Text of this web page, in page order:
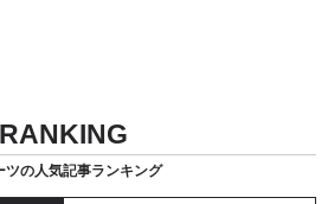
RANKING
ツの人気記事ランキング